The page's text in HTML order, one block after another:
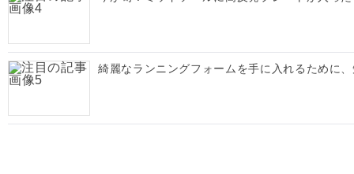
綺麗なランニングフォームを手に入れるために